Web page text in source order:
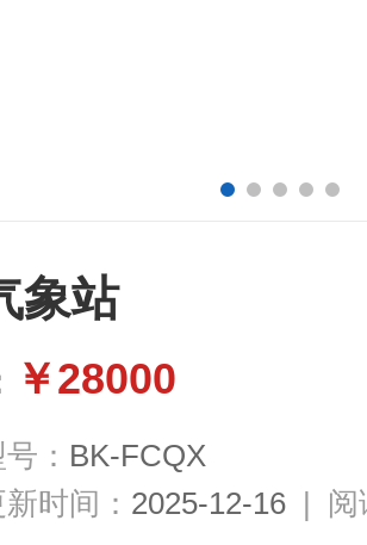
象站
￥28000
： BK-FCQX
时间： 2025-12-16 | 阅